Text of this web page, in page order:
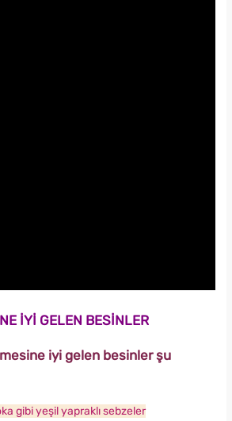
İYİ GELEN BESİNLER
iyi gelen besinler şu
gibi yeşil yapraklı sebzeler